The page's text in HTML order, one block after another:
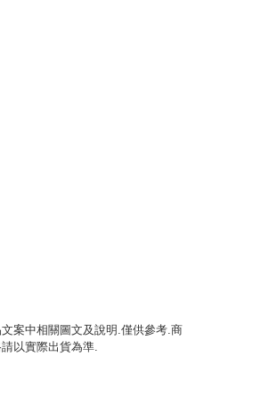
案中相關圖文及說明.僅供參考.商
以實際出貨為準.